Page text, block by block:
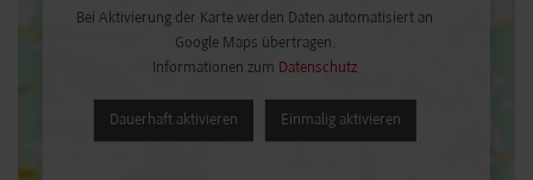
Bei Aktivierung der Karte werden Daten automatisiert an
Google Maps übertragen.
Informationen zum Datenschutz
Dauerhaft aktivieren Einmalig aktivieren